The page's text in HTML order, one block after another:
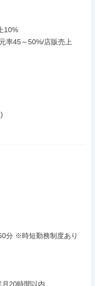
10%
率45～50%/店販売上
分 ※時短勤務制度あり
20時間以内